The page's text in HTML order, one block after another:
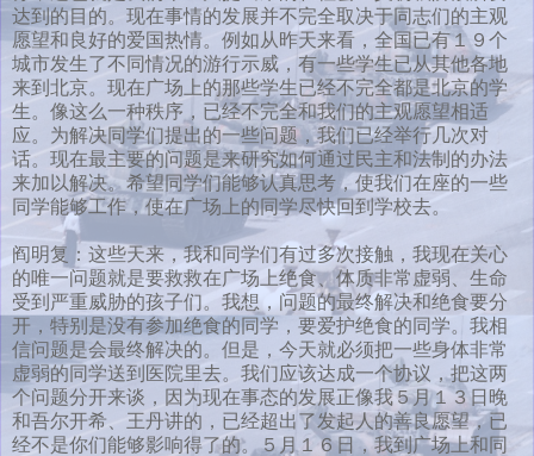
达到的目的。现在事情的发展并不完全取决于同志们的主观
愿望和良好的爱国热情。例如从昨天来看，全国已有１９个
城市发生了不同情况的游行示威，有一些学生已从其他各地
来到北京。现在广场上的那些学生已经不完全都是北京的学
生。像这么一种秩序，已经不完全和我们的主观愿望相适
应。为解决同学们提出的一些问题，我们已经举行几次对
话。现在最主要的问题是来研究如何通过民主和法制的办法
来加以解决。希望同学们能够认真思考，使我们在座的一些
同学能够工作，使在广场上的同学尽快回到学校去。
阎明复：这些天来，我和同学们有过多次接触，我现在关心
的唯一问题就是要救救在广场上绝食、体质非常虚弱、生命
受到严重威胁的孩子们。我想，问题的最终解决和绝食要分
开，特别是没有参加绝食的同学，要爱护绝食的同学。我相
信问题是会最终解决的。但是，今天就必须把一些身体非常
虚弱的同学送到医院里去。我们应该达成一个协议，把这两
个问题分开来谈，因为现在事态的发展正像我５月１３日晚
和吾尔开希、王丹讲的，已经超出了发起人的善良愿望，已
经不是你们能够影响得了的。５月１６日，我到广场上和同